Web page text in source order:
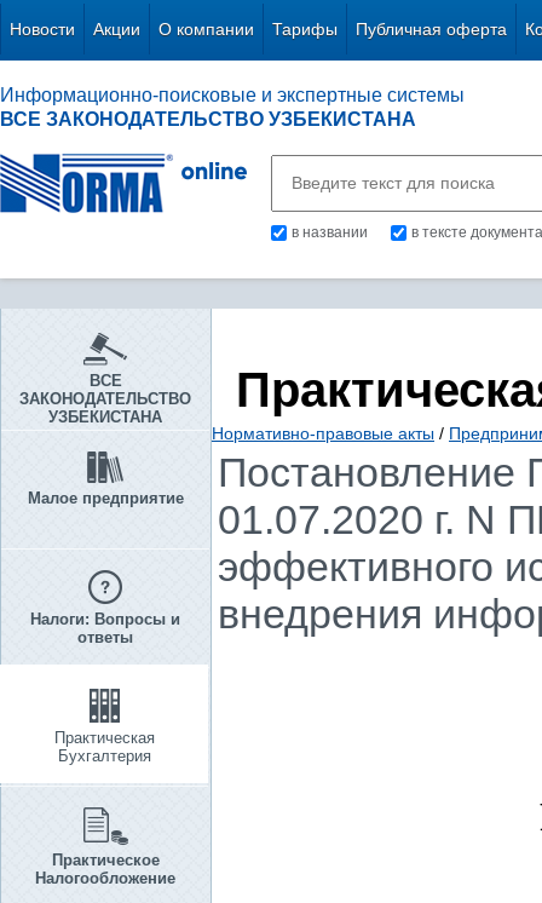
Новости Акции О компании Тарифы Публичная оферта
Информационно-поисковые и экспертные системы
ВСЕ ЗАКОНОДАТЕЛЬСТВО УЗБЕКИСТАНА
в названии в тексте документа
ВСЕ
ЗАКОНОДАТЕЛЬСТВО
УЗБЕКИСТАНА
Малое предприятие
Налоги: Вопросы и
ответы
Практическая
Бухгалтерия
Практическое
Налогообложение
Нормативно-правовые акты /
Постановление
01.07.2020 г. N
эффективного
внедрения